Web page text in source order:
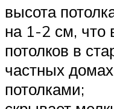
высота
на 1-2 см, что
потолков в
частных
потолками;